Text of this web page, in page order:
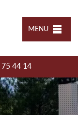
MENU
44 14